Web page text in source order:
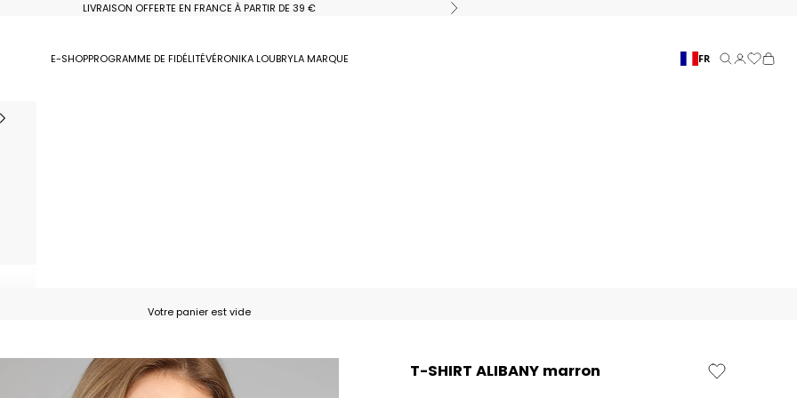
LIVRAISON OFFERTE EN FRANCE À PARTIR DE 39 € Suivant
E-SHOPPROGRAMME DE FIDÉLITÉVÉRONIKA LOUBRYLA MARQUE FR Recherche
Connexion
Panier
Votre panier est vide
T-SHIRT ALIBANY marron